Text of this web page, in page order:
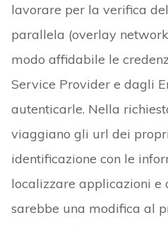
lavorare per la verifica
parallela (overlay
modo affidabile le
Service Provider e dagli
autenticarle. Nella
viaggiano gli url dei
identificazione con le
localizzare applicazioni e
sarebbe una modifica al